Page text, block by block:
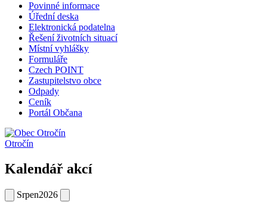
Povinné informace
Úřední deska
Elektronická podatelna
Řešení životních situací
Místní vyhlášky
Formuláře
Czech POINT
Zastupitelstvo obce
Odpady
Ceník
Portál Občana
Otročín
Kalendář akcí
Srpen2026